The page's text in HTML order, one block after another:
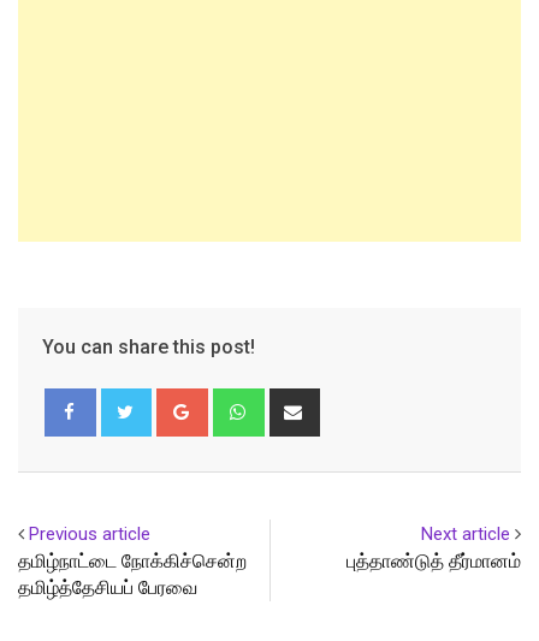
You can share this post!
Google+ Whatsapp
Previous article
தமிழ்நாட்டை நோக்கிச்சென்ற
தமிழ்த்தேசியப் பேரவை
Next article
புத்தாண்டுத் தீர்மானம்